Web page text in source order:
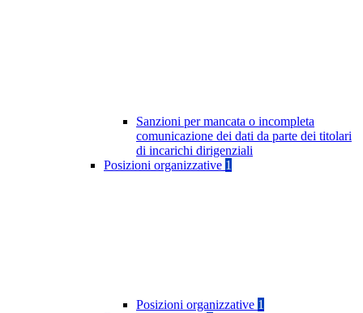
Sanzioni per mancata o incompleta
comunicazione dei dati da parte dei titolari
di incarichi dirigenziali
Posizioni organizzative 1
Posizioni organizzative 1